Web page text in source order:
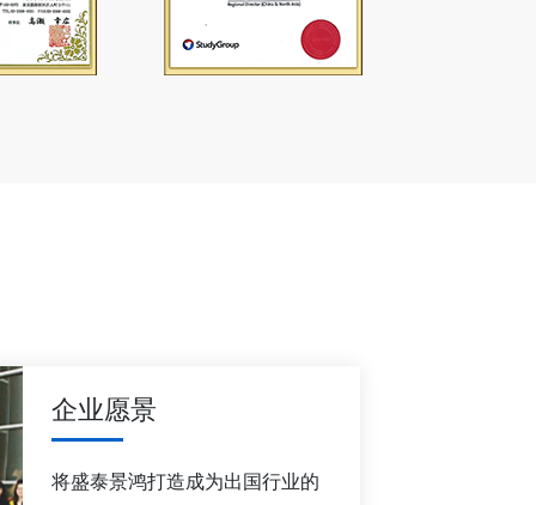
企业愿景
将盛泰景鸿打造成为出国行业的